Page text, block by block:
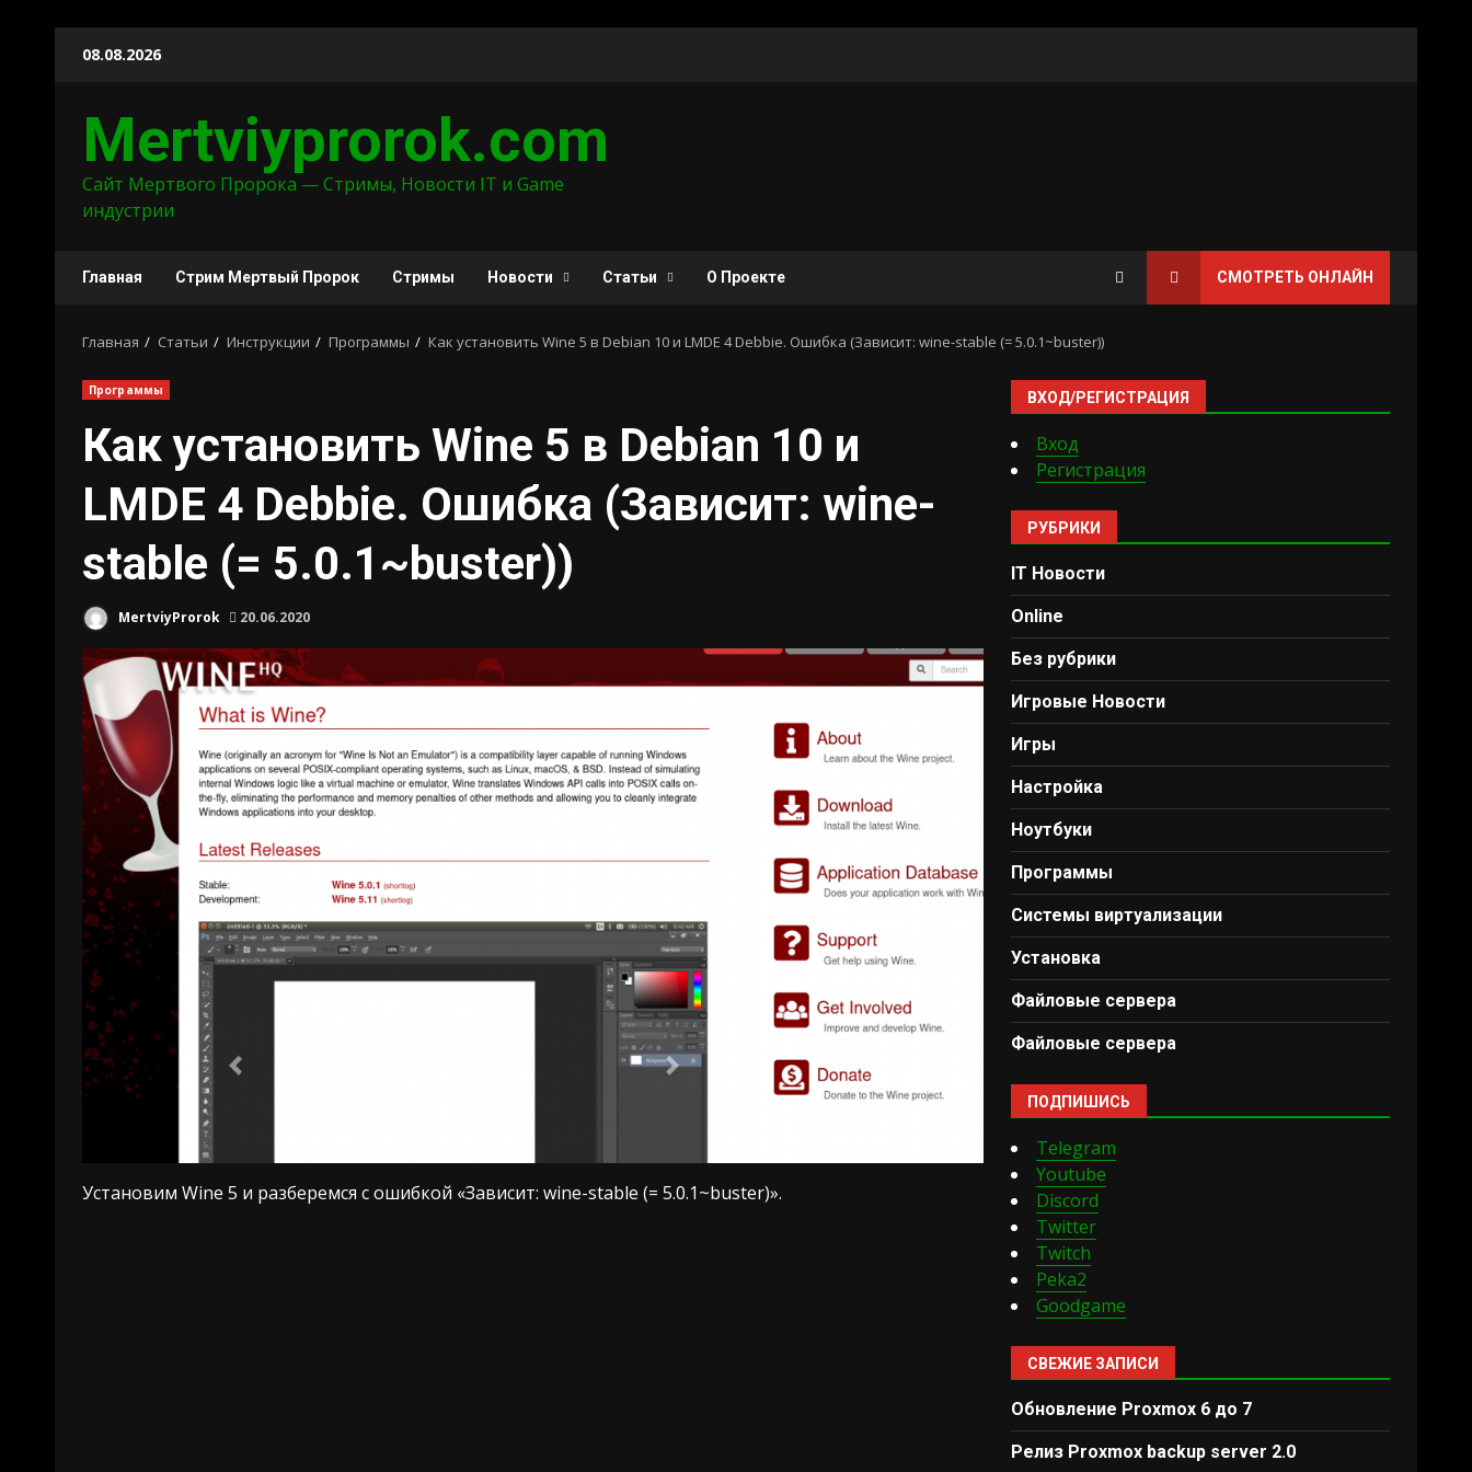
08.08.2026
Mertviyprorok.com
Сайт Мертвого Пророка — Стримы, Новости IT и Game
индустрии
Главная Стрим Мертвый Пророк Стримы Новости Статьи О Проекте СМОТРЕТЬ ОНЛАЙН
Главная Статьи Инструкции Программы Как установить Wine 5 в Debian 10 и LMDE 4 Debbie. Ошибка (Зависит: wine-stable (= 5.0.1~buster))
Программы
Как установить Wine 5 в Debian 10 и
LMDE 4 Debbie. Ошибка (Зависит: wine-
stable (= 5.0.1~buster))
MertviyProrok 20.06.2020
Установим Wine 5 и разберемся с ошибкой «Зависит: wine-stable (= 5.0.1~buster)».
ВХОД/РЕГИСТРАЦИЯ
Вход
Регистрация
РУБРИКИ
IT Новости
Online
Без рубрики
Игровые Новости
Игры
Настройка
Ноутбуки
Программы
Системы виртуализации
Установка
Файловые сервера
Файловые сервера
ПОДПИШИСЬ
Telegram
Youtube
Discord
Twitter
Twitch
Peka2
Goodgame
СВЕЖИЕ ЗАПИСИ
Обновление Proxmox 6 до 7
Релиз Proxmox backup server 2.0